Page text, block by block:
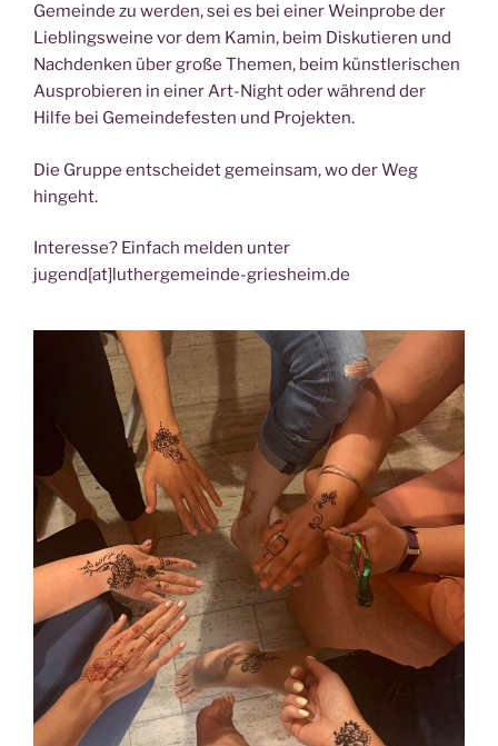
Gemeinde zu werden, sei es bei einer Weinprobe der
Lieblingsweine vor dem Kamin, beim Diskutieren und
Nachdenken über große Themen, beim künstlerischen
Ausprobieren in einer Art-Night oder während der
Hilfe bei Gemeindefesten und Projekten.
Die Gruppe entscheidet gemeinsam, wo der Weg
hingeht.
Interesse? Einfach melden unter
jugend[at]luthergemeinde-griesheim.de